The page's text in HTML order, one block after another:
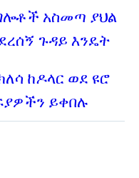
አስመጣ ያህል
ጉዳይ እንዴት
ከዶላር ወደ ዩሮ
ይቀበሉ